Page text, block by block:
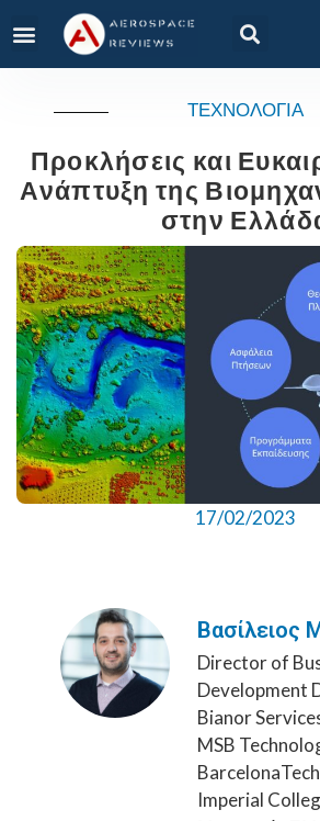
ΤΕΧΝΟΛΟΓΙΑ
Προκλήσεις και
Ανάπτυξη της
στην
17/02/2023
Βασίλειος
Director of
Development
Bianor
MSB
Imperial